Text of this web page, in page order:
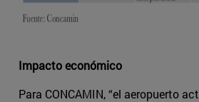
Impacto económico
Para CONCAMIN, “el aeropuerto